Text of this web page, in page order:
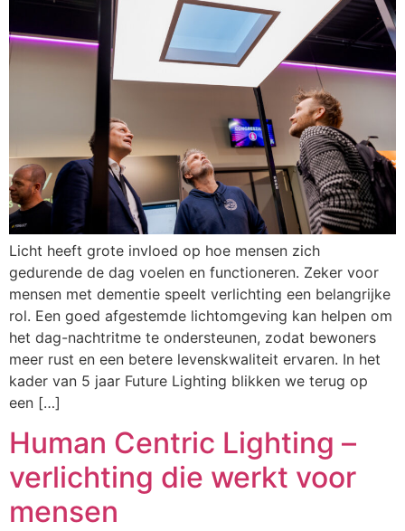
Licht heeft grote invloed op hoe mensen zich
gedurende de dag voelen en functioneren. Zeker voor
mensen met dementie speelt verlichting een belangrijke
rol. Een goed afgestemde lichtomgeving kan helpen om
het dag-nachtritme te ondersteunen, zodat bewoners
meer rust en een betere levenskwaliteit ervaren. In het
kader van 5 jaar Future Lighting blikken we terug op
een […]
Human Centric Lighting –
verlichting die werkt voor
mensen